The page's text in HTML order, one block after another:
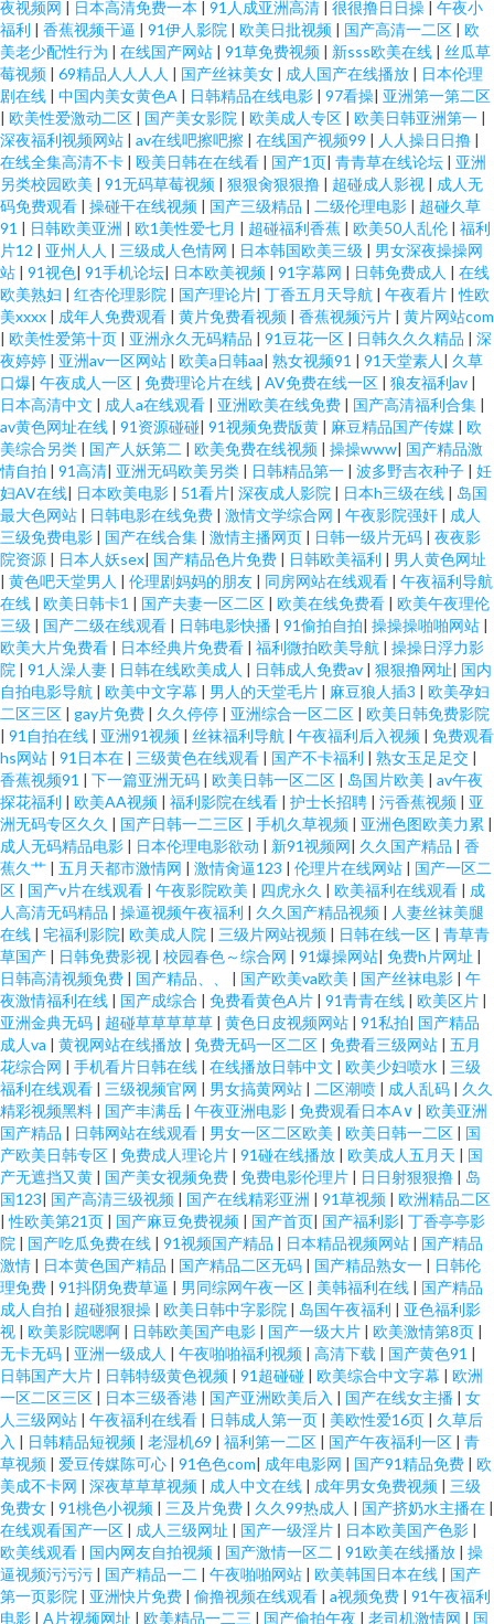
夜视频网 | 日本高清免费一本 | 91人成亚洲高清 | 很很撸日日操 | 午夜小
福利 | 香蕉视频干逼 | 91伊人影院 | 欧美日批视频 | 国产高清一二区 | 欧
美老少配性行为 | 在线国产网站 | 91草免费视频 | 新sss欧美在线 | 丝瓜草
莓视频 | 69精品人人人人 | 国产丝袜美女 | 成人国产在线播放 | 日本伦理
剧在线 | 中国内美女黄色A | 日韩精品在线电影 | 97看操| 亚洲第一第二区
| 欧美性爱激动二区 | 国产美女影院 | 欧美成人专区 | 欧美日韩亚洲第一 |
深夜福利视频网站 | av在线吧擦吧擦 | 在线国产视频99 | 人人操日日撸 |
在线全集高清不卡 | 殴美日韩在在线看 | 国产1页| 青青草在线论坛 | 亚洲
另类校园欧美 | 91无码草莓视频 | 狠狠肏狠狠撸 | 超碰成人影视 | 成人无
码免费观看 | 操碰干在线视频 | 国产三级精品 | 二级伦理电影 | 超碰久草
91 | 日韩欧美亚洲 | 欧1美性爱七月 | 超碰福利香蕉 | 欧美50人乱伦 | 福利
片12 | 亚州人人 | 三级成人色情网 | 日本韩国欧美三级 | 男女深夜操操网
站 | 91视色| 91手机论坛| 日本欧美视频 | 91字幕网 | 日韩免费成人 | 在线
欧美熟妇 | 红杏伦理影院 | 国产理论片| 丁香五月天导航 | 午夜看片 |性欧
美xxxx | 成年人免费观看 | 黄片免费看视频 | 香蕉视频污片 | 黄片网站com
| 欧美性爱第十页 | 亚洲永久无码精品 | 91豆花一区 | 日韩久久久精品 | 深
夜婷婷 | 亚洲av一区网站 | 欧美a日韩aa| 熟女视频91 | 91天堂素人 | 久草
口爆| 午夜成人一区 | 免费理论片在线 | AV免费在线一区 | 狼友福利av |
日本高清中文 | 成人a在线观看 | 亚洲欧美在线免费 | 国产高清福利合集 |
av黄色网址在线 | 91资源碰碰| 91视频免费版黄 | 麻豆精品国产传媒 | 欧
美综合另类 | 国产人妖第二 | 欧美免费在线视频 | 操操www| 国产精品激
情自拍 | 91高清| 亚洲无码欧美另类 | 日韩精品第一 | 波多野吉衣种子 | 妊
妇AV在线| 日本欧美电影 | 51看片| 深夜成人影院 | 日本h三级在线 | 岛国
最大色网站 | 日韩电影在线免费 | 激情文学综合网 | 午夜影院强奸 | 成人
三级免费电影 | 国产在线合集 | 激情主播网页 | 日韩一级片无码 | 夜夜影
院资源 | 日本人妖sex| 国产精品色片免费 | 日韩欧美福利 | 男人黄色网址
| 黄色吧天堂男人 | 伦理剧妈妈的朋友 | 同房网站在线观看 | 午夜福利导航
在线 | 欧美日韩卡1 | 国产夫妻一区二区 | 欧美在线免费看 | 欧美午夜理伦
三级 | 国产二级在线观看 | 日韩电影快播 | 91偷拍自拍| 操操操啪啪网站 |
欧美大片免费看 | 日本经典片免费看 | 福利微拍欧美导航 | 操操日浮力影
院 | 91人澡人妻 | 日韩在线欧美成人 | 日韩成人免费av | 狠狠撸网址| 国内
自拍电影导航 | 欧美中文字幕 | 男人的天堂毛片 | 麻豆狼人插3 | 欧美孕妇
二区三区 | gay片免费 | 久久停停 | 亚洲综合一区二区 | 欧美日韩免费影院
| 91自拍在线 | 亚洲91视频 | 丝袜福利导航 | 午夜福利后入视频 | 免费观看
hs网站 | 91日本在 | 三级黄色在线观看 | 国产不卡福利 | 熟女玉足足交 |
香蕉视频91 | 下一篇亚洲无码 | 欧美日韩一区二区 | 岛国片欧美 | av午夜
探花福利 | 欧美AA视频 | 福利影院在线看 | 护士长招聘 | 污香蕉视频 | 亚
洲无码专区久久 | 国产日韩一二三区 | 手机久草视频 | 亚洲色图欧美力累 |
成人无码精品电影 | 日本伦理电影欲动 | 新91视频网| 久久国产精品 | 香
蕉久艹 | 五月天都市激情网 | 激情肏逼123 | 伦理片在线网站 | 国产一区二
区 | 国产v片在线观看 | 午夜影院欧美 | 四虎永久 | 欧美福利在线观看 | 成
人高清无码精品 | 操逼视频午夜福利 | 久久国产精品视频 | 人妻丝袜美腿
在线 | 宅福利影院| 欧美成人院 | 三级片网站视频 | 日韩在线一区 | 青草青
草国产 | 日韩免费影视 | 校园春色～综合网 | 91爆操网站| 免费h片网址 |
日韩高清视频免费 | 国产精品、、 | 国产欧美va欧美 | 国产丝袜电影 | 午
夜激情福利在线 | 国产成综合 | 免费看黄色A片 | 91青青在线 | 欧美区片 |
亚洲金典无码 | 超碰草草草草草 | 黄色日皮视频网站 | 91私拍| 国产精品
成人va | 黄视网站在线播放 | 免费无码一区二区 | 免费看三级网站 | 五月
花综合网 | 手机看片日韩在线 | 在线播放日韩中文 | 欧美少妇喷水 | 三级
福利在线观看 | 三级视频官网 | 男女搞黄网站 | 二区潮喷 | 成人乱码 | 久久
精彩视频黑料 | 国产丰满岳 | 午夜亚洲电影 | 免费观看日本A∨ | 欧美亚洲
国产精品 | 日韩网站在线观看 | 男女一区二区欧美 | 欧美日韩一二区 | 国
产欧美日韩专区 | 免费成人理论片 | 91碰在线播放 | 欧美成人五月天 | 国
产无遮挡又黄 | 国产美女视频免费 | 免费电影伦理片 | 日日射狠狠撸 | 岛
国123| 国产高清三级视频 | 国产在线精彩亚洲 | 91草视频 | 欧洲精品二区
|性欧美第21页 | 国产麻豆免费视频 | 国产首页| 国产福利影| 丁香亭亭影
院 | 国产吃瓜免费在线 | 91视频国产精品 | 日本精品视频网站 | 国产精品
激情 | 日本黄色国产精品 | 国产精品二区无码 | 国产精品熟女一 | 日韩伦
理免费 | 91抖阴免费草逼 | 男同综网午夜一区 | 美韩福利在线 | 国产精品
成人自拍 | 超碰狠狠操 | 欧美日韩中字影院 | 岛国午夜福利 | 亚色福利影
视 | 欧美影院嗯啊 | 日韩欧美国产电影 | 国产一级大片 | 欧美激情第8页 |
无卡无码 | 亚洲一级成人 | 午夜啪啪福利视频 | 高清下载 | 国产黄色91 |
日韩国产大片 | 日韩特级黄色视频 | 91超碰碰 | 欧美综合中文字幕 | 欧洲
一区二区三区 | 日本三级香港 | 国产亚洲欧美后入 | 国产在线女主播 | 女
人三级网站 | 午夜福利在线看 | 日韩成人第一页 | 美欧性爱16页 | 久草后
入 | 日韩精品短视频 | 老湿机69 | 福利第一二区 | 国产午夜福利一区 | 青
草视频 | 爱豆传媒陈可心 | 91色色com| 成年电影网 | 国产91精品免费 | 欧
美成不卡网 | 深夜草草草视频 | 成人中文在线 | 成年男女免费视频 | 三级
免费女 | 91桃色小视频 | 三及片免费 | 久久99热成人 | 国产挤奶水主播在 |
在线观看国产一区 | 成人三级网址 | 国产一级淫片 | 日本欧美国产色影 |
欧美线观看 | 国内网友自拍视频 | 国产激情一区二 | 91欧美在线播放 | 操
逼视频污污污 | 国产精品一二 | 午夜啪啪网站 | 欧美韩国日本在线 | 国产
第一页影院 | 亚洲快片免费 | 偷撸视频在线观看 | a视频免费 | 91午夜福利
电影 | A片视频网址 | 欧美精品一二三 | 国产偷拍午夜 | 老司机激情网 | 国